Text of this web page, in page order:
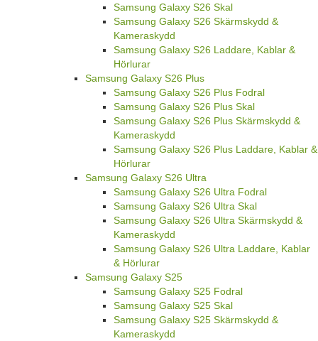
Samsung Galaxy S26 Skal
Samsung Galaxy S26 Skärmskydd &
Kameraskydd
Samsung Galaxy S26 Laddare, Kablar &
Hörlurar
Samsung Galaxy S26 Plus
Samsung Galaxy S26 Plus Fodral
Samsung Galaxy S26 Plus Skal
Samsung Galaxy S26 Plus Skärmskydd &
Kameraskydd
Samsung Galaxy S26 Plus Laddare, Kablar &
Hörlurar
Samsung Galaxy S26 Ultra
Samsung Galaxy S26 Ultra Fodral
Samsung Galaxy S26 Ultra Skal
Samsung Galaxy S26 Ultra Skärmskydd &
Kameraskydd
Samsung Galaxy S26 Ultra Laddare, Kablar
& Hörlurar
Samsung Galaxy S25
Samsung Galaxy S25 Fodral
Samsung Galaxy S25 Skal
Samsung Galaxy S25 Skärmskydd &
Kameraskydd